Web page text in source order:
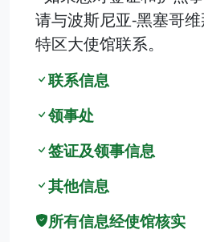
请与波斯尼亚-黑塞哥
特区大使馆联系。
联系信息
领事处
签证及领事信息
其他信息
所有信息经使馆核实